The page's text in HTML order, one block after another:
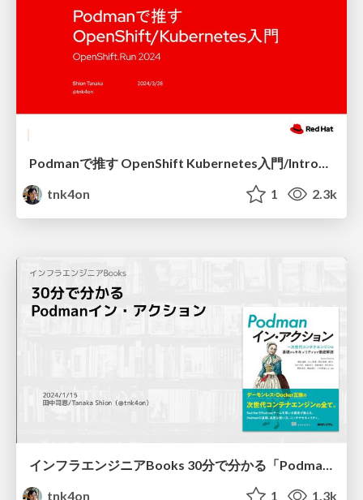
Podmanで推す OpenShift Kubernetes入門/Introduction to OpenShift and K8s by Podman
tnk4on
1 2.3k
インフラエンジニアBooks 30分で分かる「Podmanイン・アクション」/Infra Engineer Books "Podman in Action"
tnk4on
1 1.3k